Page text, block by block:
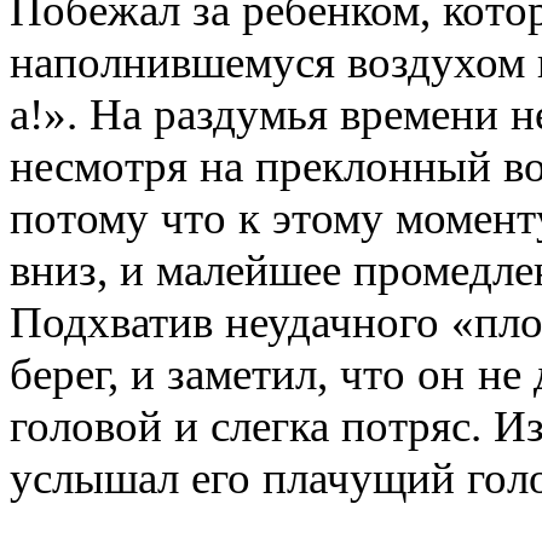
Побежал за ребенком,
наполнившемуся
а!». На раздумья времени
несмотря на преклонный
потому что к этому
вниз, и малейшее
Подхватив неудачного
берег, и заметил, что он
головой и слегка потряс.
услышал его плачущий